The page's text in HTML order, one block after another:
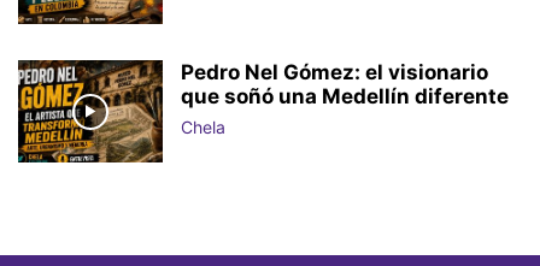
Pedro Nel Gómez: el visionario
que soñó una Medellín diferente
Chela